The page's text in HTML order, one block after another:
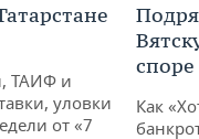
ТАИФ и
уловки
от «7
Как